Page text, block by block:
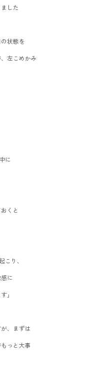
した
状態を
左こめかみ
に
くと
り、
に
」
、まずは
っと大事